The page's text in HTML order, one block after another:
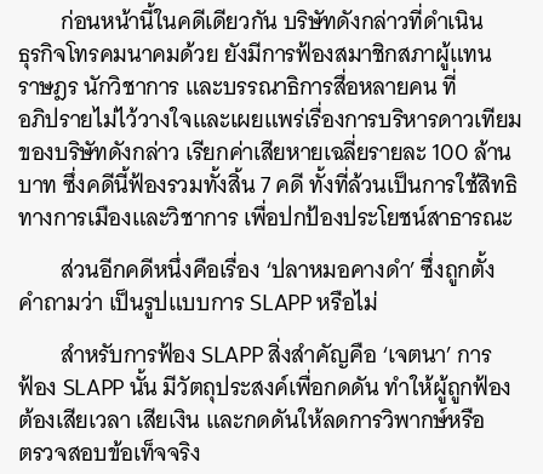
ก่อนหน้านี้ในคดีเดียวกัน บริษัทดังกล่าวที่ดำเนิน
ธุรกิจโทรคมนาคมด้วย ยังมีการฟ้องสมาชิกสภาผู้แทน
ราษฎร นักวิชาการ และบรรณาธิการสื่อหลายคน ที่
อภิปรายไม่ไว้วางใจและเผยแพร่เรื่องการบริหารดาวเทียม
ของบริษัทดังกล่าว เรียกค่าเสียหายเฉลี่ยรายละ 100 ล้าน
บาท ซึ่งคดีนี้ฟ้องรวมทั้งสิ้น 7 คดี ทั้งที่ล้วนเป็นการใช้สิทธิ
ทางการเมืองและวิชาการ เพื่อปกป้องประโยชน์สาธารณะ
ส่วนอีกคดีหนึ่งคือเรื่อง ‘ปลาหมอคางดำ’ ซึ่งถูกตั้ง
คำถามว่า เป็นรูปแบบการ SLAPP หรือไม่
สำหรับการฟ้อง SLAPP สิ่งสำคัญคือ ‘เจตนา’ การ
ฟ้อง SLAPP นั้น มีวัตถุประสงค์เพื่อกดดัน ทำให้ผู้ถูกฟ้อง
ต้องเสียเวลา เสียเงิน และกดดันให้ลดการวิพากษ์หรือ
ตรวจสอบข้อเท็จจริง